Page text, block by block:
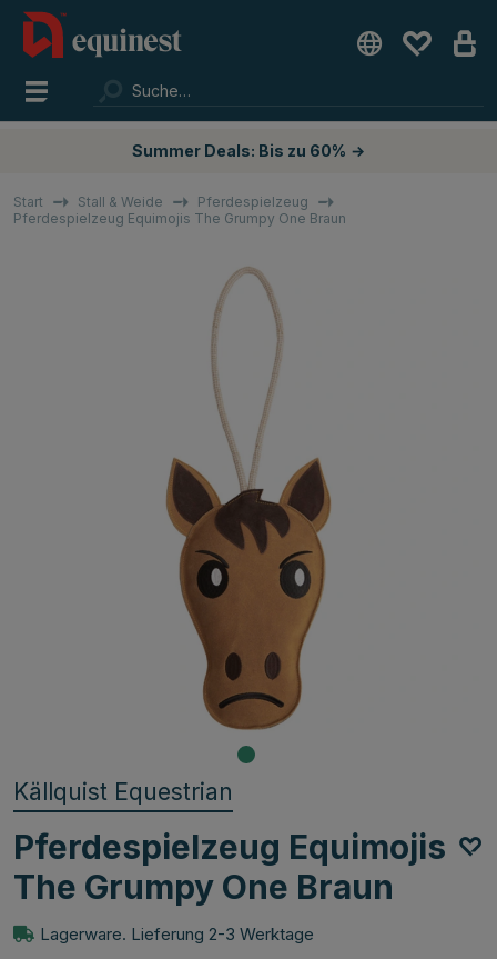
Summer Deals: Bis zu 60% →
Start Stall & Weide
Pferdespielzeug
Pferdespielzeug Equimojis The Grumpy One Braun
Källquist Equestrian
Pferdespielzeug Equimojis
The Grumpy One Braun
Lagerware. Lieferung 2-3 Werktage